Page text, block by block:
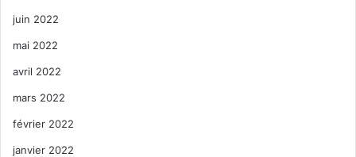
juin 2022
mai 2022
avril 2022
mars 2022
février 2022
janvier 2022